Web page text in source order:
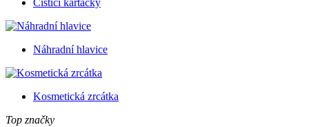
Náhradní hlavice
Kosmetická zrcátka
Top značky